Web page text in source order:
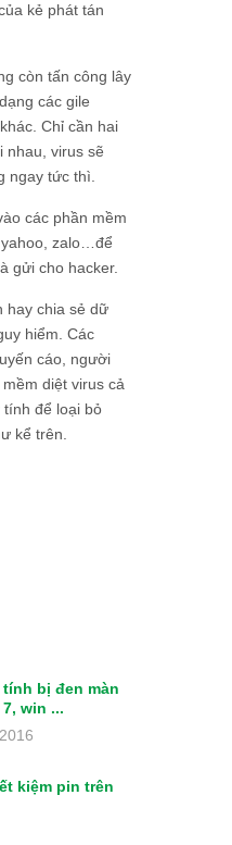
kẻ phát tán
còn tấn công lây
các gile
Chỉ cần hai
nhau, virus sẽ
ngay tức thì.
các phần mềm
zalo…để
gửi cho hacker.
hay chia sẻ dữ
hiểm. Các
cáo, người
diệt virus cả
tính để loại bỏ
kể trên.
tính bị đen màn
win ...
kiệm pin trên